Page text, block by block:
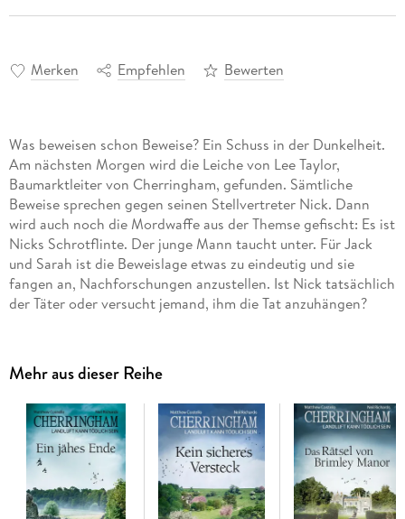
Merken Empfehlen Bewerten
Was beweisen schon Beweise? Ein Schuss in der Dunkelheit.
Am nächsten Morgen wird die Leiche von Lee Taylor,
Baumarktleiter von Cherringham, gefunden. Sämtliche
Beweise sprechen gegen seinen Stellvertreter Nick. Dann
wird auch noch die Mordwaffe aus der Themse gefischt: Es ist
Nicks Schrotflinte. Der junge Mann taucht unter. Für Jack
und Sarah ist die Beweislage etwas zu eindeutig und sie
fangen an, Nachforschungen anzustellen. Ist Nick tatsächlich
der Täter oder versucht jemand, ihm die Tat anzuhängen?
Mehr aus dieser Reihe